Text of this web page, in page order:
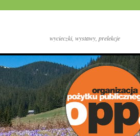
wycieczki, wystawy, prelekcje